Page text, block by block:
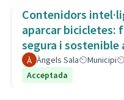
Contenidors
aparcar
segura i sostenible
Àngels Sala Municipi
Acceptada